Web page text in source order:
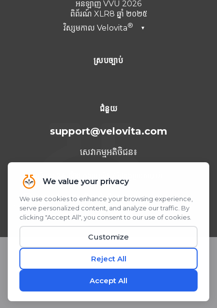
អនឡាញ VVU 2026
ពិព័រណ៍ XLR8 ឆ្នាំ ២០២៥
វិស្សមកាល Velovita ▼
តួកគី 2025
ស្របច្បាប់
ជំនួយ
support@velovita.com
សេវាកម្មអតិថិជន៖
អាចប្រើបាន ក្នុងមួយថ្ងៃ 7 ថ្ងៃក្នុងមួយសប្តាហ៍
ត្រូវការជំនួយ? យើងនៅលើ WhatsApp!
ស្កេន ឬចុច QR Code
© 2026 Velovita® Inc. រក្សាសិទ្ធិគ្រប់យ៉ាង។
នៅឡើយទេ។ ផលិតផលនេះមិនមានបំណងធ្វើរោគវិនិច្ឆ័យ ព្យាបាល ឬការពារជំងឺណាមួយ